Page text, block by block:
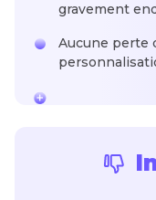
gravement
Aucune perte